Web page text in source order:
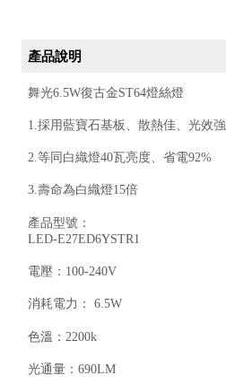
產品說明
舞光6.5W復古金ST64燈絲燈
1.採用藍寶石基板、散熱佳、光效強
2.等同白織燈40瓦亮度、省電92%
3.壽命為白織燈15倍
產品型號：
LED-E27ED6YSTR1
電壓： 100-240V
消耗電力： 6.5W
色溫： 2200k
光通量：690LM